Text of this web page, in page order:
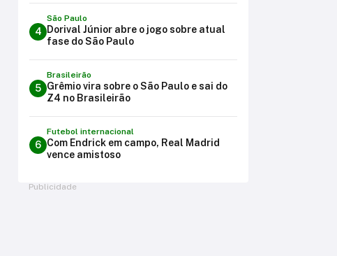
4
São Paulo
Dorival Júnior abre o jogo sobre atual
fase do São Paulo
5
Brasileirão
Grêmio vira sobre o São Paulo e sai do
Z4 no Brasileirão
6
Futebol internacional
Com Endrick em campo, Real Madrid
vence amistoso
Publicidade